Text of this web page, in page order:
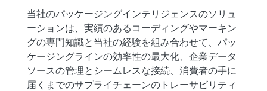
当社のパッケージングインテリジェンスのソリュ
ーションは、実績のあるコーディングやマーキン
グの専門知識と当社の経験を組み合わせて、パッ
ケージングラインの効率性の最大化、企業データ
ソースの管理とシームレスな接続、消費者の手に
届くまでのサプライチェーンのトレーサビリティ